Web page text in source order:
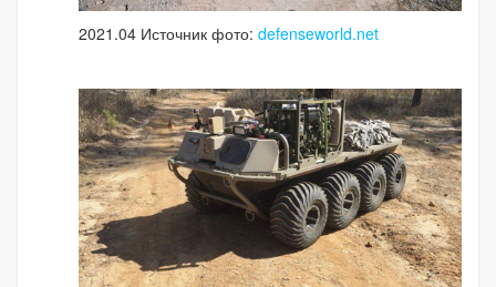
2021.04 Источник фото: defenseworld.net